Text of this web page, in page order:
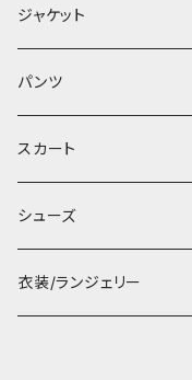
ジャケット
パンツ
スカート
シューズ
衣装/ランジェリー